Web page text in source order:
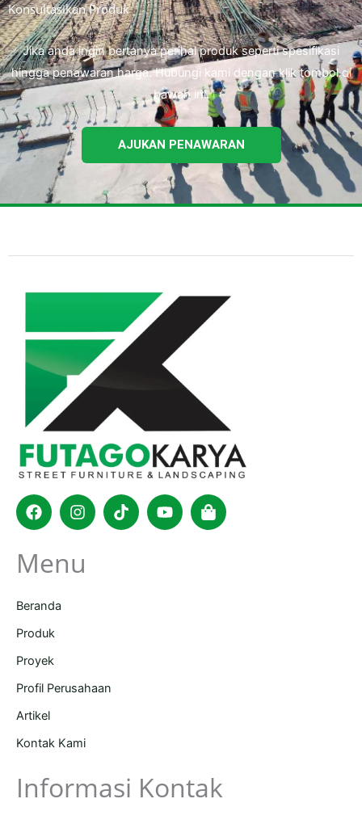
Konsultasikan Produk
Jika anda ingin bertanya perihal produk seperti spesifikasi
hingga penawaran harga. Hubungi kami dengan klik tombol di
bawah ini.
AJUKAN PENAWARAN
FacebookInstagram
TiktokYoutubeShopping-
bag
Menu
Beranda
Produk
Proyek
Profil Perusahaan
Artikel
Kontak Kami
Informasi Kontak